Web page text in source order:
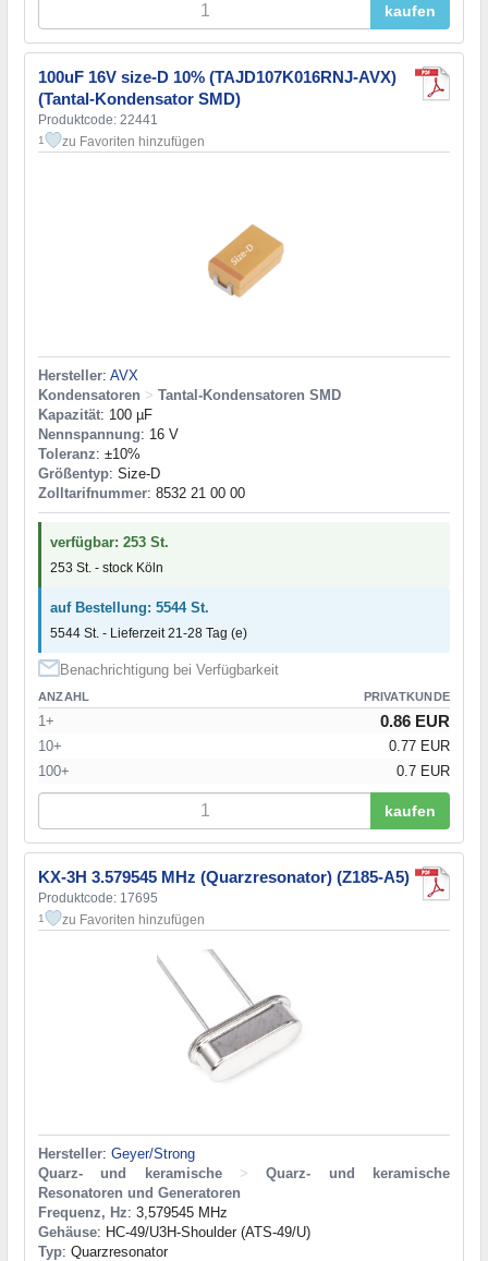
kaufen
100uF 16V size-D 10% (TAJD107K016RNJ-AVX)
(Tantal-Kondensator SMD)
Produktcode: 22441
1 zu Favoriten hinzufügen
Hersteller: AVX
Kondensatoren > Tantal-Kondensatoren SMD
Kapazität: 100 µF
Nennspannung: 16 V
Toleranz: ±10%
Größentyp: Size-D
Zolltarifnummer: 8532 21 00 00
verfügbar: 253 St.
253 St. - stock Köln
auf Bestellung: 5544 St.
5544 St. - Lieferzeit 21-28 Tag (e)
Benachrichtigung bei Verfügbarkeit
ANZAHL PRIVATKUNDE
1+ 0.86 EUR
10+
0.77 EUR
100+
0.7 EUR
kaufen
KX-3H 3.579545 MHz (Quarzresonator) (Z185-A5)
Produktcode: 17695
1 zu Favoriten hinzufügen
Hersteller: Geyer/Strong
Quarz- und keramische
>
Quarz- und keramische
Resonatoren und Generatoren
Frequenz, Hz: 3,579545 MHz
Gehäuse: HC-49/U3H-Shoulder (ATS-49/U)
Typ: Quarzresonator